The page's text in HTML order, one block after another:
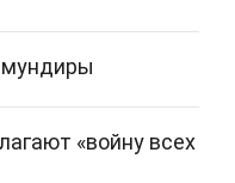
«войну всех